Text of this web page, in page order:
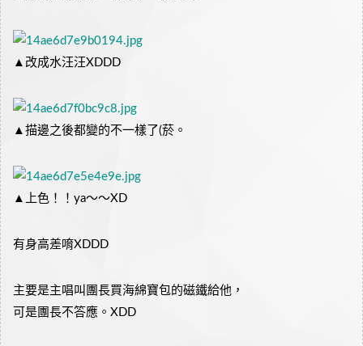
▲改成水汪汪XDDD
▲描邊之後都變的不一樣了(菸。
▲上色！！ya～～XD
有身高差唷XDDD
主要是主唱叫團長買海綿寶包的磁鐵給他，
可是團長不答應。XDD